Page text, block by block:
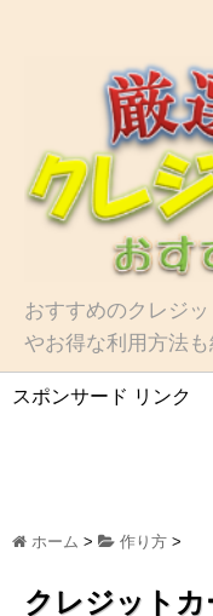
おすすめのクレジ
やお得な利用方法も
スポンサード リンク
ホーム > 作り方 >
クレジット